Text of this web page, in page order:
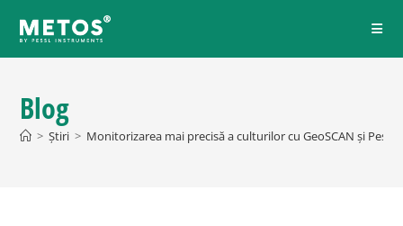
Blog
> Știri > Monitorizarea mai precisă a culturilor cu GeoSCAN și